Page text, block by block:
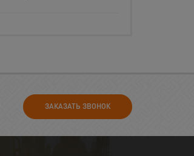
ЗАКАЗАТЬ ЗВОНОК